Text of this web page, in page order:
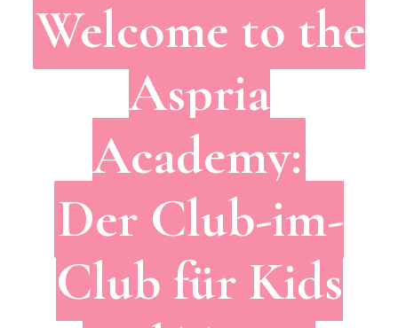
Welcome to the
Aspria
Academy:
Der Club-im-
Club für Kids